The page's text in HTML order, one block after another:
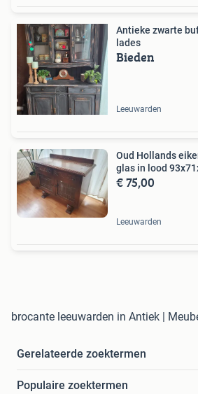
Antieke zwarte
lades
Bieden
Leeuwarden
Oud Hollands
glas in lood
€ 75,00
Leeuwarden
brocante leeuwarden in Antiek |
Gerelateerde zoektermen
Populaire zoektermen